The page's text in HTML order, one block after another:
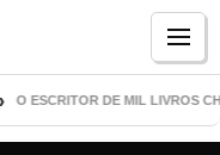
O ESCRITOR DE MIL LIVROS